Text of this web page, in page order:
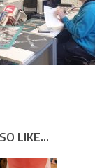
LIKE...